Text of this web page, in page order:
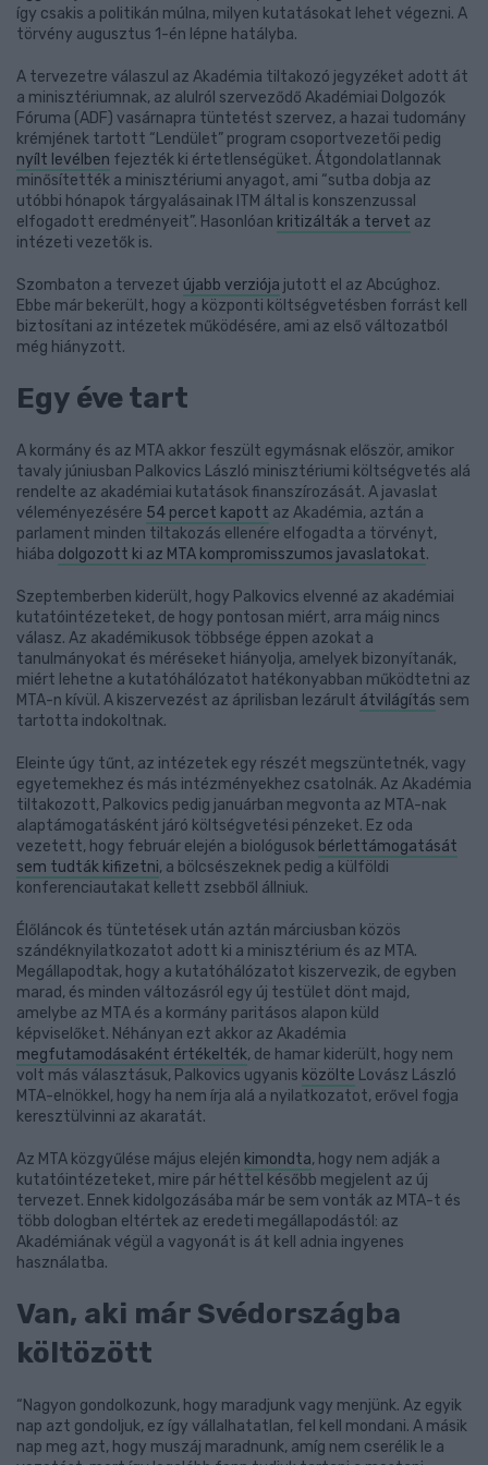
így csakis a politikán múlna, milyen kutatásokat lehet végezni. A
törvény augusztus 1-én lépne hatályba.
A tervezetre válaszul az Akadémia tiltakozó jegyzéket adott át
a minisztériumnak, az alulról szerveződő Akadémiai Dolgozók
Fóruma (ADF) vasárnapra tüntetést szervez, a hazai tudomány
krémjének tartott “Lendület” program csoportvezetői pedig
nyílt levélben fejezték ki értetlenségüket. Átgondolatlannak
minősítették a minisztériumi anyagot, ami “sutba dobja az
utóbbi hónapok tárgyalásainak ITM által is konszenzussal
elfogadott eredményeit”. Hasonlóan kritizálták a tervet az
intézeti vezetők is.
Szombaton a tervezet újabb verziója jutott el az Abcúghoz.
Ebbe már bekerült, hogy a központi költségvetésben forrást kell
biztosítani az intézetek működésére, ami az első változatból
még hiányzott.
Egy éve tart
A kormány és az MTA akkor feszült egymásnak először, amikor
tavaly júniusban Palkovics László minisztériumi költségvetés alá
rendelte az akadémiai kutatások finanszírozását. A javaslat
véleményezésére 54 percet kapott az Akadémia, aztán a
parlament minden tiltakozás ellenére elfogadta a törvényt,
hiába dolgozott ki az MTA kompromisszumos javaslatokat.
Szeptemberben kiderült, hogy Palkovics elvenné az akadémiai
kutatóintézeteket, de hogy pontosan miért, arra máig nincs
válasz. Az akadémikusok többsége éppen azokat a
tanulmányokat és méréseket hiányolja, amelyek bizonyítanák,
miért lehetne a kutatóhálózatot hatékonyabban működtetni az
MTA-n kívül. A kiszervezést az áprilisban lezárult átvilágítás sem
tartotta indokoltnak.
Eleinte úgy tűnt, az intézetek egy részét megszüntetnék, vagy
egyetemekhez és más intézményekhez csatolnák. Az Akadémia
tiltakozott, Palkovics pedig januárban megvonta az MTA-nak
alaptámogatásként járó költségvetési pénzeket. Ez oda
vezetett, hogy február elején a biológusok bérlettámogatását
sem tudták kifizetni, a bölcsészeknek pedig a külföldi
konferenciautakat kellett zsebből állniuk.
Élőláncok és tüntetések után aztán márciusban közös
szándéknyilatkozatot adott ki a minisztérium és az MTA.
Megállapodtak, hogy a kutatóhálózatot kiszervezik, de egyben
marad, és minden változásról egy új testület dönt majd,
amelybe az MTA és a kormány paritásos alapon küld
képviselőket. Néhányan ezt akkor az Akadémia
megfutamodásaként értékelték, de hamar kiderült, hogy nem
volt más választásuk, Palkovics ugyanis közölte Lovász László
MTA-elnökkel, hogy ha nem írja alá a nyilatkozatot, erővel fogja
keresztülvinni az akaratát.
Az MTA közgyűlése május elején kimondta, hogy nem adják a
kutatóintézeteket, mire pár héttel később megjelent az új
tervezet. Ennek kidolgozásába már be sem vonták az MTA-t és
több dologban eltértek az eredeti megállapodástól: az
Akadémiának végül a vagyonát is át kell adnia ingyenes
használatba.
Van, aki már Svédországba
költözött
“Nagyon gondolkozunk, hogy maradjunk vagy menjünk. Az egyik
nap azt gondoljuk, ez így vállalhatatlan, fel kell mondani. A másik
nap meg azt, hogy muszáj maradnunk, amíg nem cserélik le a